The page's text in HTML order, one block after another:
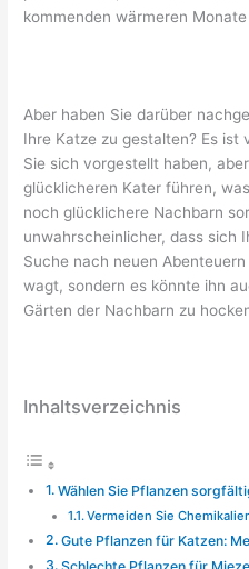
kommenden wärmeren
Aber haben Sie darüber
Ihre Katze zu gestalten? Es
Sie sich vorgestellt haben,
glücklicheren Kater führen,
noch glücklichere Nachbarn
unwahrscheinlicher, dass sich
Suche nach neuen
wagt, sondern es könnte ihn
Gärten der Nachbarn zu
Inhaltsverzeichnis
Wählen Sie Pflanzen
Vermeiden Sie
Gute Pflanzen für Katzen: